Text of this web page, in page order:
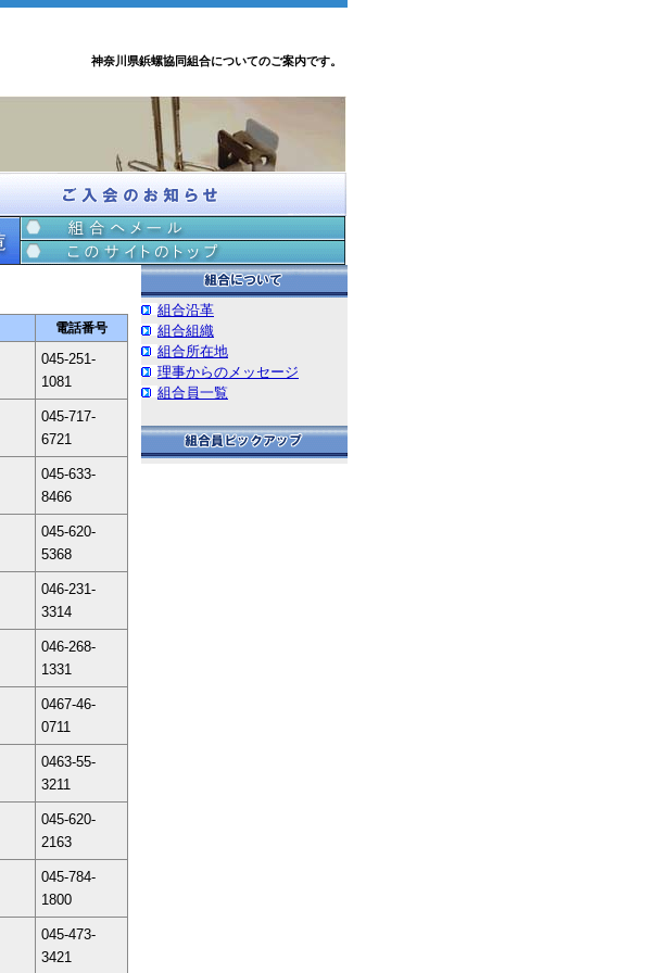
神奈川県鋲螺協同組合についてのご案内です。
電話番号
045-251-
1081
045-717-
6721
045-633-
8466
045-620-
5368
046-231-
3314
046-268-
1331
0467-46-
0711
0463-55-
3211
045-620-
2163
045-784-
1800
045-473-
3421
組合沿革
組合組織
組合所在地
理事からのメッセージ
組合員一覧